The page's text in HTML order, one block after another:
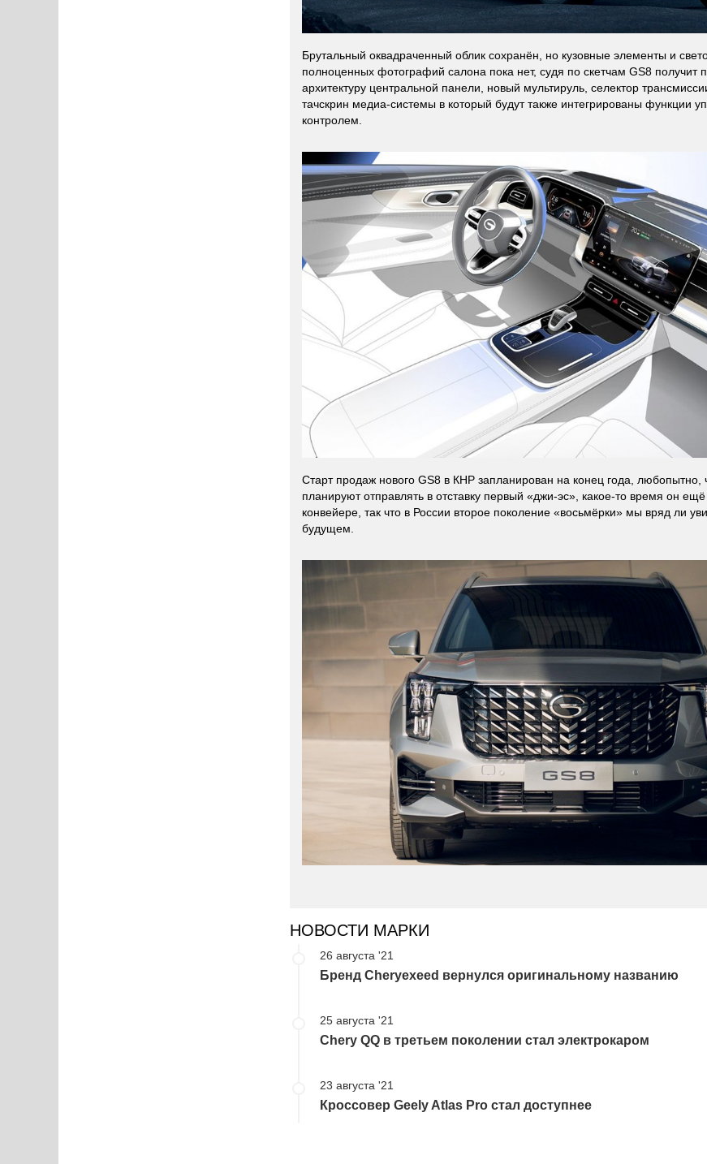
Брутальный оквадраченный облик сохранён, но кузовные элементы и
полноценных фотографий салона пока нет, судя по скетчам GS8 получит
архитектуру центральной панели, новый мультируль, селектор
тачскрин медиа-системы в который будут также интегрированы функции
контролем.
Старт продаж нового GS8 в КНР запланирован на конец года, любопытно,
планируют отправлять в отставку первый «джи-эс», какое-то время он
конвейере, так что в России второе поколение «восьмёрки» мы вряд ли
будущем.
НОВОСТИ МАРКИ
26 августа '21
Бренд Cheryexeed вернулся оригинальному названию
25 августа '21
Chery QQ в третьем поколении стал электрокаром
23 августа '21
Кроссовер Geely Atlas Pro стал доступнее